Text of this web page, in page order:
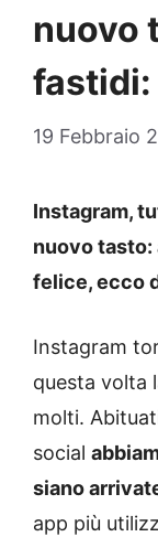
nuovo
fastidi:
19 Febbraio
Instagram,
nuovo tasto:
felice, ecco
Instagram
questa volta
molti.
social
siano
app più